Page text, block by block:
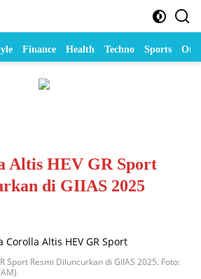
Finance Health Techno Sports
Altis HEV GR Sport
di GIIAS 2025
Sport Resmi Diluncurkan di GIIAS 2025. Foto: